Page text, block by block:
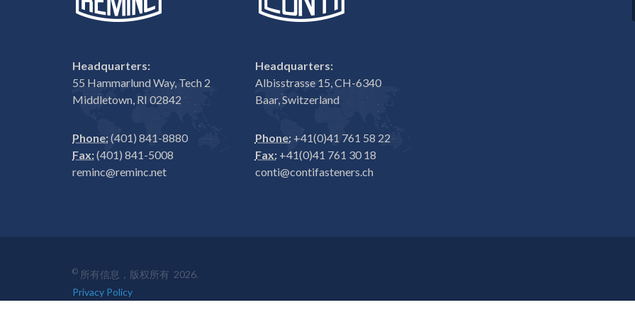
Headquarters:
55 Hammarlund Way, Tech 2
Middletown, RI 02842
Phone:(401) 841-8880
Fax:(401) 841-5008
reminc@reminc.net
Headquarters:
Albisstrasse 15, CH-6340
Baar, Switzerland
Phone:+41(0)41 761 58 22
Fax:+41(0)41 761 30 18
conti@contifasteners.ch
© 所有信息，版权所有 2026.
Privacy Policy